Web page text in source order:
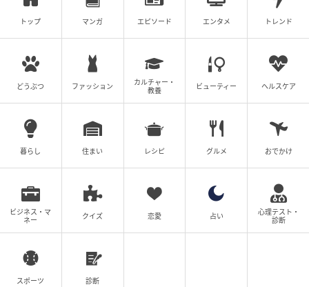
シャギー素材にさりげなくラメを散りばめたプルオー
バーは、袖口がリブでキュッと引き締まっているので
たっぽりとしたボリュームスリーブで着こなせます。
首元はシンプルなクルーネックとなっているので1枚で
も決まるほか、同じクルーネックのTシャツをレイヤー
トップ マンガ エピソード エンタメ トレンド
どうぶつ ファッション
カルチャー・
教養
ビューティー ヘルスケア
暮らし 住まい レシピ グルメ おでかけ
ビジネス・マ
ネー
クイズ 恋愛 占い
心理テスト・
診断
スポーツ 診断